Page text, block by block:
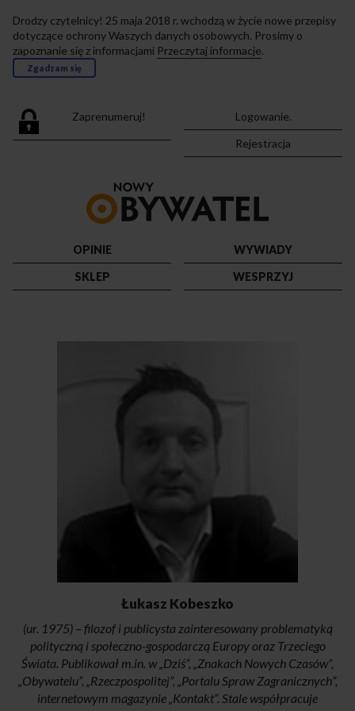
Drodzy czytelnicy! 25 maja 2018 r. wchodzą w życie nowe przepisy
dotyczące ochrony Waszych danych osobowych. Prosimy o
zapoznanie się z informacjami Przeczytaj informacje.
Zgadzam się
Zaprenumeruj!
Logowanie.
Rejestracja
strony
OPINIE
WYWIADY
SKLEP
WESPRZYJ
Łukasz Kobeszko
(ur. 1975) – filozof i publicysta zainteresowany problematyką
polityczną i społeczno-gospodarczą Europy oraz Trzeciego
Świata. Publikował m.in. w „Dziś”, „Znakach Nowych Czasów”,
„Obywatelu”, „Rzeczpospolitej”, „Portalu Spraw Zagranicznych”,
internetowym magazynie „Kontakt”. Stale współpracuje